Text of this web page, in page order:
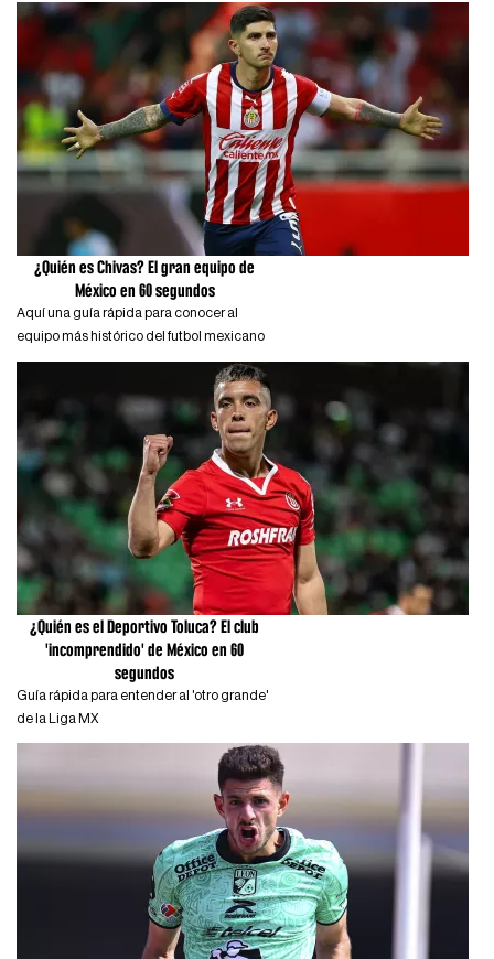
¿Quién es Chivas? El gran equipo de
México en 60 segundos
Aquí una guía rápida para conocer al
equipo más histórico del futbol mexicano
¿Quién es el Deportivo Toluca? El club
'incomprendido' de México en 60
segundos
Guía rápida para entender al 'otro grande'
de la Liga MX